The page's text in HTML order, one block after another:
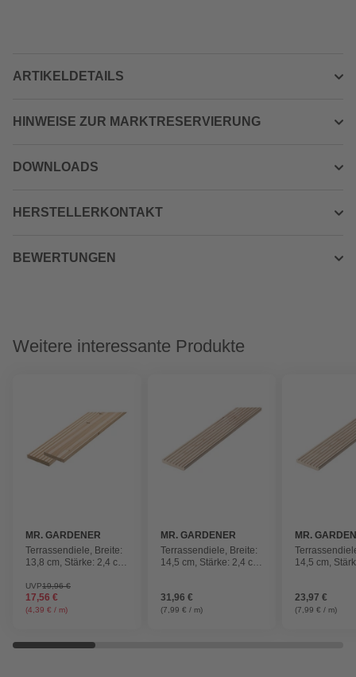
ARTIKELDETAILS
HINWEISE ZUR MARKTRESERVIERUNG
DOWNLOADS
HERSTELLERKONTAKT
BEWERTUNGEN
Weitere interessante Produkte
MR. GARDENER
Terrassendiele, Breite:
13,8 cm, Stärke: 2,4 cm,
UVP19,96 €
17,56 €
(4,39 € / m)
MR. GARDENER
Terrassendiele, Breite:
14,5 cm, Stärke: 2,4 cm,
31,96 €
(7,99 € / m)
MR.
14,5 cm,
23,97 €
(7,99 € / m)